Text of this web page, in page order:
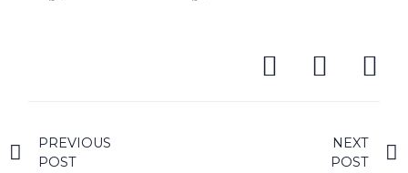
PREVIOUS
POST
NEXT
POST